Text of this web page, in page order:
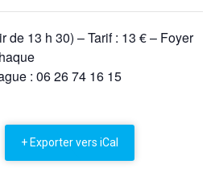
de 13 h 30) – Tarif : 13 € – Foyer
: 06 26 74 16 15
+ Exporter vers iCal